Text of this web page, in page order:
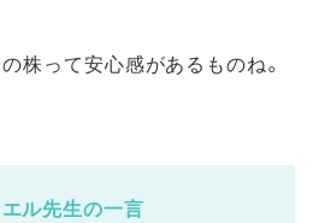
株って安心感があるものね。
ル先生の一言